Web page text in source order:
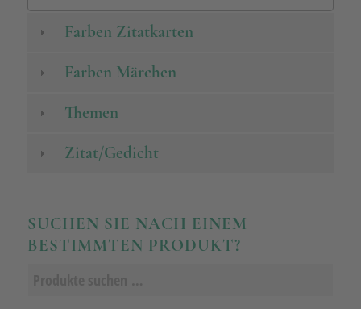
Farben Zitatkarten
Farben Märchen
Themen
Zitat/Gedicht
SUCHEN SIE NACH EINEM
BESTIMMTEN PRODUKT?